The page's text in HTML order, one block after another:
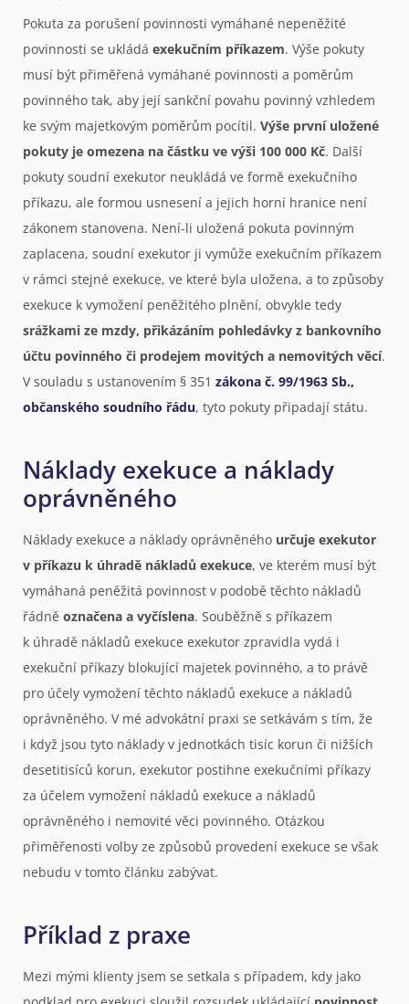
Pokuta za porušení povinnosti vymáhané nepeněžité
povinnosti se ukládá exekučním příkazem. Výše pokuty
musí být přiměřená vymáhané povinnosti a poměrům
povinného tak, aby její sankční povahu povinný vzhledem
ke svým majetkovým poměrům pocítil. Výše první uložené
pokuty je omezena na částku ve výši 100 000 Kč. Další
pokuty soudní exekutor neukládá ve formě exekučního
příkazu, ale formou usnesení a jejich horní hranice není
zákonem stanovena. Není-li uložená pokuta povinným
zaplacena, soudní exekutor ji vymůže exekučním příkazem
v rámci stejné exekuce, ve které byla uložena, a to způsoby
exekuce k vymožení peněžitého plnění, obvykle tedy
srážkami ze mzdy, přikázáním pohledávky z bankovního
účtu povinného či prodejem movitých a nemovitých věcí.
V souladu s ustanovením § 351 zákona č. 99/1963 Sb.,
občanského soudního řádu, tyto pokuty připadají státu.
Náklady exekuce a náklady
oprávněného
Náklady exekuce a náklady oprávněného určuje exekutor
v příkazu k úhradě nákladů exekuce, ve kterém musí být
vymáhaná peněžitá povinnost v podobě těchto nákladů
řádně označena a vyčíslena. Souběžně s příkazem
k úhradě nákladů exekuce exekutor zpravidla vydá i
exekuční příkazy blokující majetek povinného, a to právě
pro účely vymožení těchto nákladů exekuce a nákladů
oprávněného. V mé advokátní praxi se setkávám s tím, že
i když jsou tyto náklady v jednotkách tisíc korun či nižších
desetitisíců korun, exekutor postihne exekučními příkazy
za účelem vymožení nákladů exekuce a nákladů
oprávněného i nemovité věci povinného. Otázkou
přiměřenosti volby ze způsobů provedení exekuce se však
nebudu v tomto článku zabývat.
Příklad z praxe
Mezi mými klienty jsem se setkala s případem, kdy jako